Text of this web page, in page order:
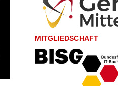
MITGLIEDSCHAFT